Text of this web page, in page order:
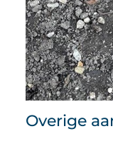
Overige